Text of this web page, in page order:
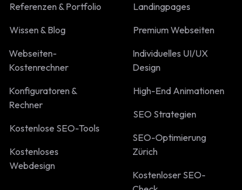
Referenzen & Portfolio
Wissen & Blog
Webseiten-
Kostenrechner
Konfiguratoren &
Rechner
Kostenlose SEO-Tools
Kostenloses
Webdesign
Landingpages
Premium Webseiten
Individuelles UI/UX
Design
High-End Animationen
SEO Strategien
SEO-Optimierung
Zürich
Kostenloser SEO-